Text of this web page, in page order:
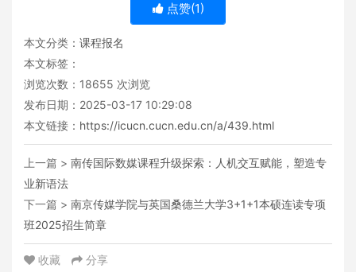
点赞(1)
本文分类： 课程报名
本文标签：
浏览次数： 18655 次浏览
发布日期：2025-03-17 10:29:08
本文链接： https://icucn.cucn.edu.cn/a/439.html
上一篇 > 南传国际数媒课程升级探索：人机交互赋能，塑造专
业新语法
下一篇 > 南京传媒学院与英国桑德兰大学3+1+1本硕连读专项
班2025招生简章
收藏 分享